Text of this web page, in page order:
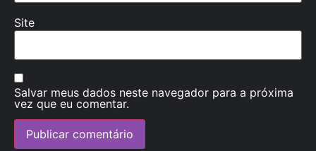
Site
Salvar meus dados neste navegador para a próxima
vez que eu comentar.